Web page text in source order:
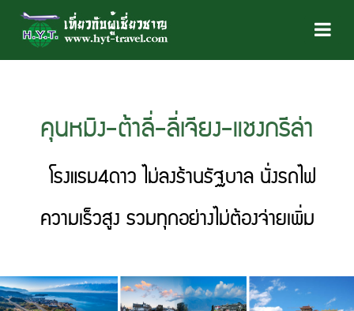
คุนหมิง-ต้าลี่-ลี่เจียง-แชงกรีล่า
โรงแรม4ดาว ไม่ลงร้านรัฐบาล นั่งรถไฟ
ความเร็วสูง รวมทุกอย่างไม่ต้องจ่ายเพิ่ม